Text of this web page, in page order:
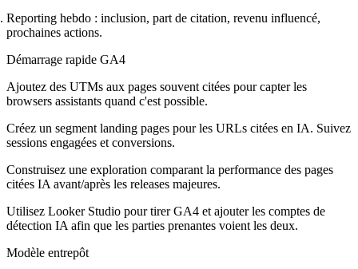
Reporting hebdo : inclusion, part de citation, revenu influencé,
prochaines actions.
Démarrage rapide GA4
Ajoutez des UTMs aux pages souvent citées pour capter les
browsers assistants quand c'est possible.
Créez un segment landing pages pour les URLs citées en IA. Suivez
sessions engagées et conversions.
Construisez une exploration comparant la performance des pages
citées IA avant/après les releases majeures.
Utilisez Looker Studio pour tirer GA4 et ajouter les comptes de
détection IA afin que les parties prenantes voient les deux.
Modèle entrepôt